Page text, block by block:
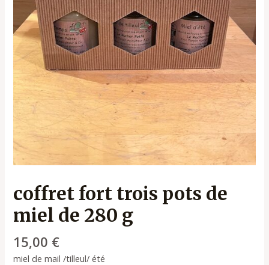
coffret fort trois pots de
miel de 280 g
15,00 €
miel de mail /tilleul/ été